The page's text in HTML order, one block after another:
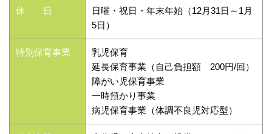
休 日
日曜・祝日・年末年始（12月31日～1月
5日）
特別保育事業
乳児保育
延長保育事業（自己負担額 200円/回）
障がい児保育事業
一時預かり事業
病児保育事業（体調不良児対応型）